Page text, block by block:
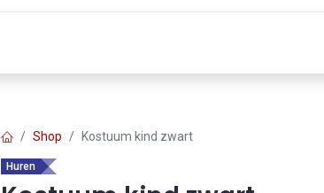
Shop Kostuum kind zwart
Huren